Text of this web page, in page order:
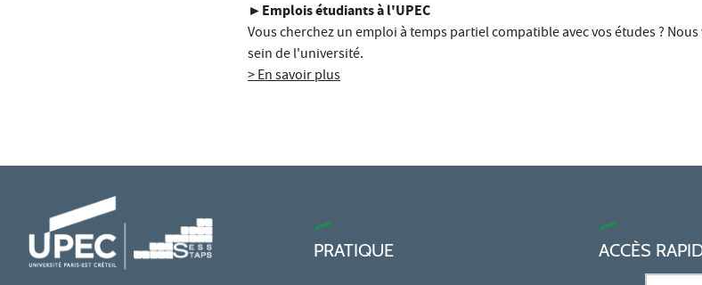
►Emplois étudiants à l'UPEC
Vous cherchez un emploi à temps partiel compatible avec vos études ?
sein de l'université.
> En savoir plus
PRATIQUE ACCÈS